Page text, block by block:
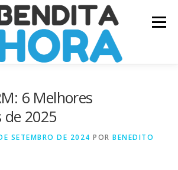
Menu
6 Melhores
2025
SETEMBRO DE 2024 POR BENEDITO